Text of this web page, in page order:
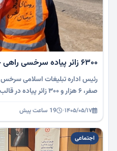
۶۳۰۰ زائر پیاده سرخسی راهی حرم یار می‌شوند
رئیس اداره تبلیغات اسلامی
صفر، ۶ هزار و ۳۰۰ زائر پیاده در قالب ۴۰ کاروان …
۱۴۰۵/۰۵/۱۷· 19 ساعت پیش
اجتماعی